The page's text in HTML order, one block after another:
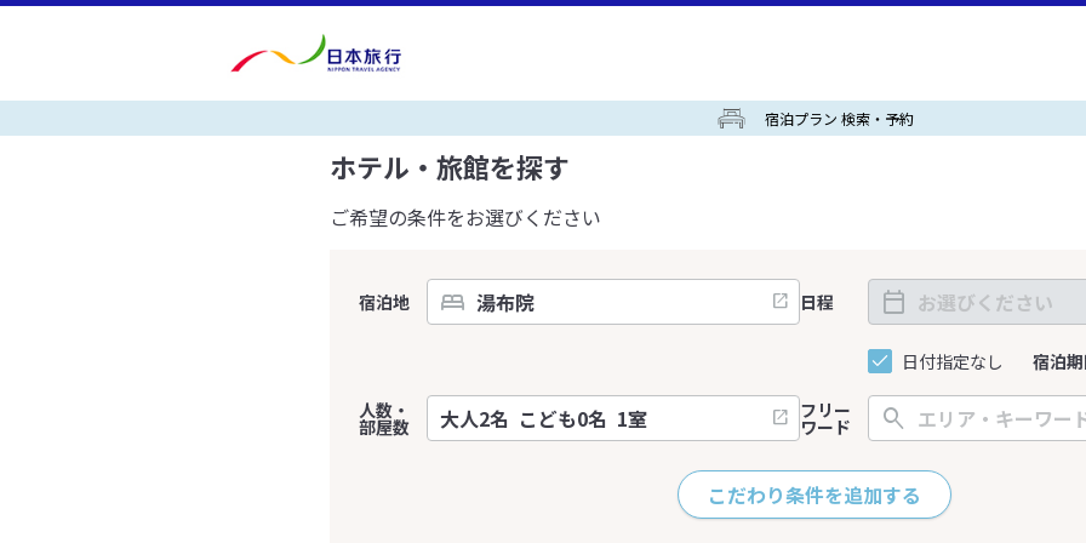
宿泊プラン 検索・予約
ホテル・旅館を探す
ご希望の条件をお選びください
宿泊地 日程
日付指定なし 宿泊
人数・
部屋数
フリー
ワード
こだわり条件を追加する